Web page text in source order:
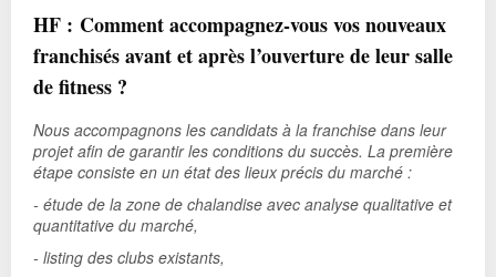
HF : Comment accompagnez-vous vos nouveaux
franchisés avant et après l’ouverture de leur salle
de fitness ?
Nous accompagnons les candidats à la franchise dans leur
projet afin de garantir les conditions du succès. La première
étape consiste en un état des lieux précis du marché :
- étude de la zone de chalandise avec analyse qualitative et
quantitative du marché,
- listing des clubs existants,